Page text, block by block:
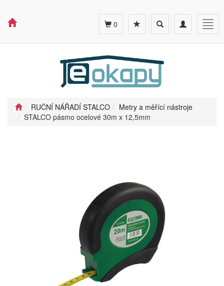
Toggle
navigation
Toggle
search
0
RUČNÍ NÁŘADÍ STALCO
Metry a měřící nástroje
STALCO pásmo ocelové 30m x 12,5mm